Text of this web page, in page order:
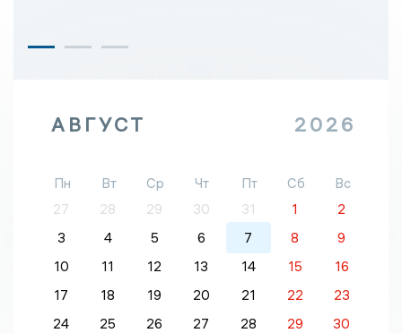
АВГУСТ 2026
Пн Вт Ср Чт Пт Сб
Вс
27
28 29 30 31 1
2
3
4 5 6 7 8
9
10
11 12 13 14 15
16
17
18 19 20 21 22
23
24
25 26 27 28 29
30